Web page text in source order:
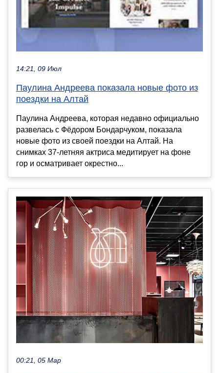
14:21, 09 Июл
Паулина Андреева показала новые фото из
поездки на Алтай
Паулина Андреева, которая недавно официально
развелась с Фёдором Бондарчуком, показала
новые фото из своей поездки на Алтай. На
снимках 37-летняя актриса медитирует на фоне
гор и осматривает окрестно...
00:21, 05 Мар